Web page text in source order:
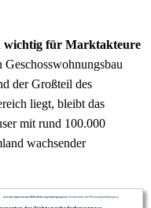
wichtig für Marktakteure
der Großteil des
liegt, bleibt das
mit rund 100.000
wachsender